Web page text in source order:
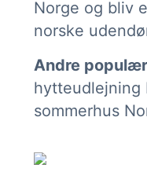
Norge og bliv
norske
Andre
hytteudlejning
sommerhus